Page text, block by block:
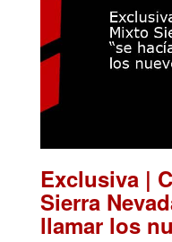
Exclusiva |
Sierra
llamar los